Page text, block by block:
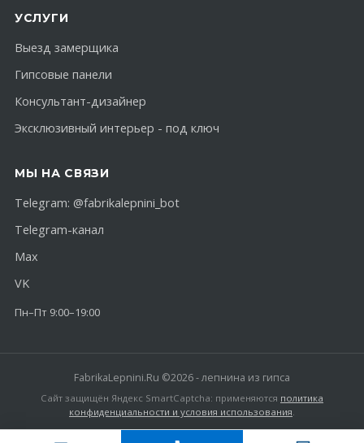
УСЛУГИ
Выезд замерщика
Гипсовые панели
Консультант-дизайнер
Эксклюзивный интерьер - под ключ
МЫ НА СВЯЗИ
Telegram: @fabrikalepnini_bot
Telegram-канал
Max
VK
Пн–Пт 9:00–19:00
FabrikaLepnini.Ru ©2026 - лепнина из гипса
Сайт защищён Яндекс SmartCaptcha: применяются политика
конфиденциальности и условия использования.